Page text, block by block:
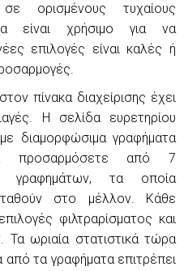
ορισμένους τυχαίους
είναι χρήσιμο για να
επιλογές είναι καλές ή
πίνακα διαχείρισης έχει
Η σελίδα ευρετηρίου
διαμορφώσιμα γραφήματα
προσαρμόσετε από 7
γραφημάτων, τα οποία
στο μέλλον. Κάθε
φιλτραρίσματος και
Τα ωριαία στατιστικά τώρα
από τα γραφήματα επιτρέπει